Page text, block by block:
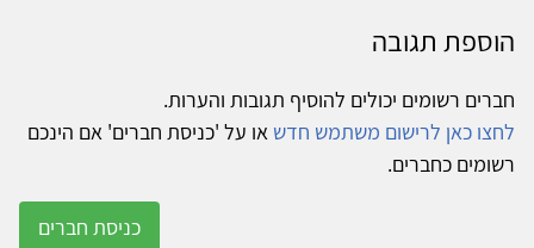
הוספת תגובה
חברים רשומים יכולים להוסיף תגובות והערות.
לחצו כאן לרישום משתמש חדש או על 'כניסת חברים' אם הינכם
רשומים כחברים.
כניסת חברים